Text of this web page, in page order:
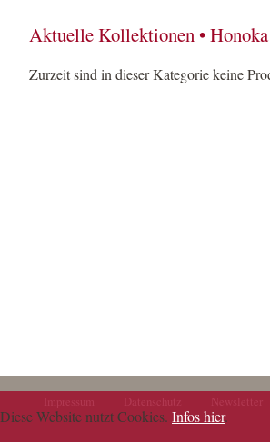
Aktuelle Kollektionen • Honoka
Zurzeit sind in dieser Kategorie keine
Navigation
Impressum Datenschutz Newsletter
Diese Website nutzt Cookies. Infos hier.